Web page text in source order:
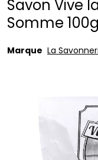
Savon Vive
Somme 100g
Marque La